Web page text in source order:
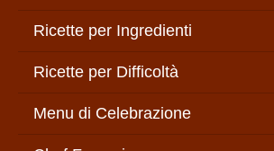
Ricette per Ingredienti
Ricette per Difficoltà
Menu di Celebrazione